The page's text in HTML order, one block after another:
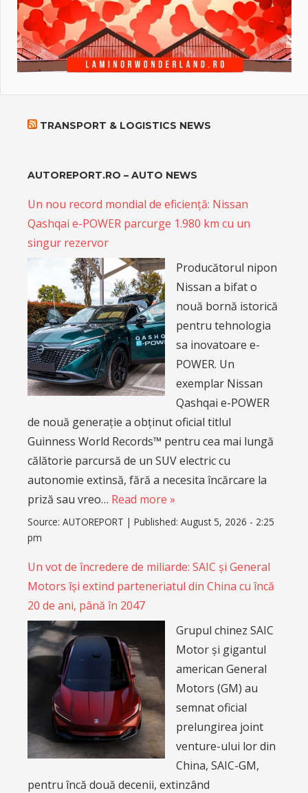
TRANSPORT & LOGISTICS NEWS
AUTOREPORT.RO – AUTO NEWS
Un nou record mondial de eficiență: Nissan
Qashqai e-POWER parcurge 1.980 km cu un
singur rezervor
Producătorul nipon
Nissan a bifat o
nouă bornă istorică
pentru tehnologia
sa inovatoare e-
POWER. Un
exemplar Nissan
Qashqai e-POWER
de nouă generație a obținut oficial titlul
Guinness World Records™ pentru cea mai lungă
călătorie parcursă de un SUV electric cu
autonomie extinsă, fără a necesita încărcare la
priză sau vreo… Read more »
Source: AUTOREPORT | Published: August 5, 2026 - 2:25
pm
Un vot de încredere de miliarde: SAIC și General
Motors își extind parteneriatul din China cu încă
20 de ani, până în 2047
Grupul chinez SAIC
Motor și gigantul
american General
Motors (GM) au
semnat oficial
prelungirea joint
venture-ului lor din
China, SAIC-GM,
pentru încă două decenii, extinzând